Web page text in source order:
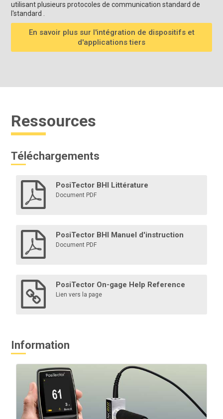
utilisant plusieurs protocoles de communication standard de
l'standard .
En savoir plus sur l'intégration de dispositifs et
d'applications tiers
Ressources
Téléchargements
PosiTector BHI Littérature
Document PDF
PosiTector BHI Manuel d'instruction
Document PDF
PosiTector On-gage Help Reference
Lien vers la page
Information